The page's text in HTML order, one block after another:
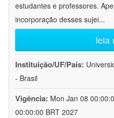
estudantes e professores.
incorporação desses sujei...
leia
Instituição/UF/País:
- Brasil
Vigência: Mon Jan 08
00:00:00 BRT 2027